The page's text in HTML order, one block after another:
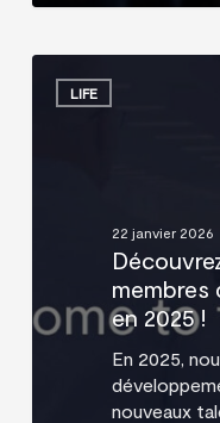
LIFE
Découvrez
22 janvier 2026
membres
en 2025 !
En 2025,
nouveaux